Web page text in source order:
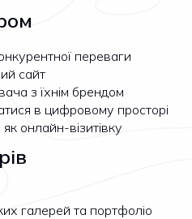
переваги
сайт
з їхнім брендом
в цифровому просторі
онлайн-візитівку
галерей та портфоліо